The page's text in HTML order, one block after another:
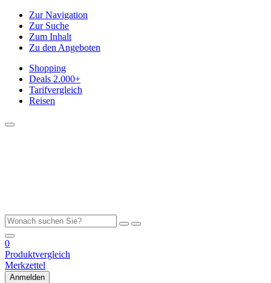
Zur Navigation
Zur Suche
Zum Inhalt
Zu den Angeboten
Shopping
Deals 2.000+
Tarifvergleich
Reisen
0
Produktvergleich
Merkzettel
Anmelden